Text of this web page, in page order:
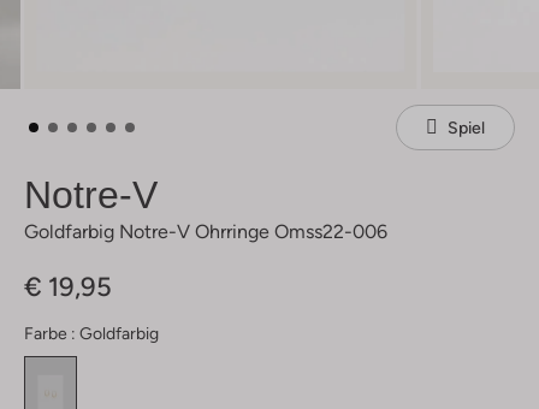
Spiel
Notre-V
Goldfarbig Notre-V Ohrringe Omss22-006
€ 19,95
Farbe : Goldfarbig